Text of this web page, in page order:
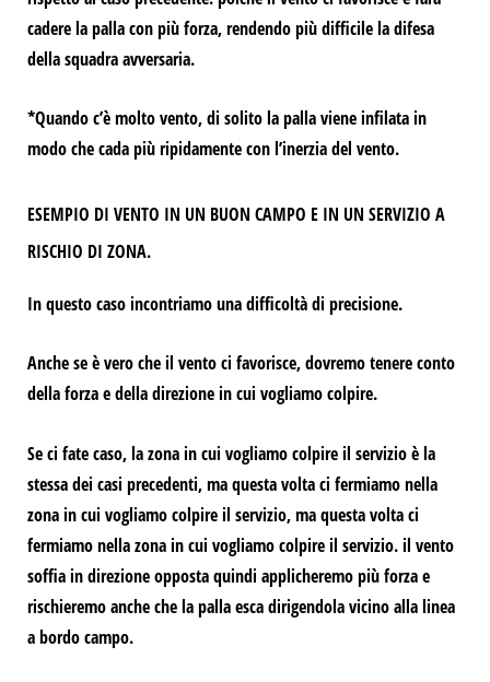
cadere la palla con più forza, rendendo più difficile la difesa
della squadra avversaria.
*Quando c’è molto vento, di solito la palla viene infilata in
modo che cada più ripidamente con l’inerzia del vento.
ESEMPIO DI VENTO IN UN BUON CAMPO E IN UN SERVIZIO A
RISCHIO DI ZONA.
In questo caso incontriamo una difficoltà di precisione.
Anche se è vero che il vento ci favorisce, dovremo tenere conto
della forza e della direzione in cui vogliamo colpire.
Se ci fate caso, la zona in cui vogliamo colpire il servizio è la
stessa dei casi precedenti, ma questa volta ci fermiamo nella
zona in cui vogliamo colpire il servizio, ma questa volta ci
fermiamo nella zona in cui vogliamo colpire il servizio.il vento
soffia in direzione oppostaquindi applicheremo più forza e
rischieremo anche che la palla esca dirigendola vicino alla linea
a bordo campo.